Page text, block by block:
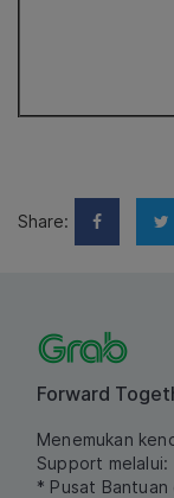
Share:
Forward
Menemukan
Support melalui:
* Pusat Bantuan